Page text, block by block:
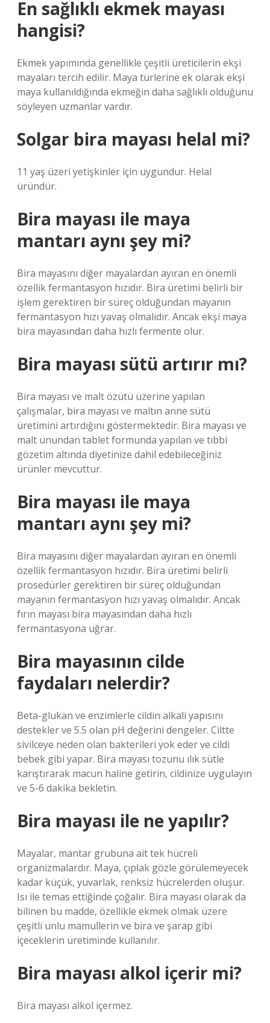
En sağlıklı ekmek mayası
hangisi?
Ekmek yapımında genellikle çeşitli üreticilerin ekşi
mayaları tercih edilir. Maya türlerine ek olarak ekşi
maya kullanıldığında ekmeğin daha sağlıklı olduğunu
söyleyen uzmanlar vardır.
Solgar bira mayası helal mi?
11 yaş üzeri yetişkinler için uygundur. Helal
üründür.
Bira mayası ile maya
mantarı aynı şey mi?
Bira mayasını diğer mayalardan ayıran en önemli
özellik fermantasyon hızıdır. Bira üretimi belirli bir
işlem gerektiren bir süreç olduğundan mayanın
fermantasyon hızı yavaş olmalıdır. Ancak ekşi maya
bira mayasından daha hızlı fermente olur.
Bira mayası sütü artırır mı?
Bira mayası ve malt özütü üzerine yapılan
çalışmalar, bira mayası ve maltın anne sütü
üretimini artırdığını göstermektedir. Bira mayası ve
malt unundan tablet formunda yapılan ve tıbbi
gözetim altında diyetinize dahil edebileceğiniz
ürünler mevcuttur.
Bira mayası ile maya
mantarı aynı şey mi?
Bira mayasını diğer mayalardan ayıran en önemli
özellik fermantasyon hızıdır. Bira üretimi belirli
prosedürler gerektiren bir süreç olduğundan
mayanın fermantasyon hızı yavaş olmalıdır. Ancak
fırın mayası bira mayasından daha hızlı
fermantasyona uğrar.
Bira mayasının cilde
faydaları nelerdir?
Beta-glukan ve enzimlerle cildin alkali yapısını
destekler ve 5.5 olan pH değerini dengeler. Ciltte
sivilceye neden olan bakterileri yok eder ve cildi
bebek gibi yapar. Bira mayası tozunu ılık sütle
karıştırarak macun haline getirin, cildinize uygulayın
ve 5-6 dakika bekletin.
Bira mayası ile ne yapılır?
Mayalar, mantar grubuna ait tek hücreli
organizmalardır. Maya, çıplak gözle görülemeyecek
kadar küçük, yuvarlak, renksiz hücrelerden oluşur.
Isı ile temas ettiğinde çoğalır. Bira mayası olarak da
bilinen bu madde, özellikle ekmek olmak üzere
çeşitli unlu mamullerin ve bira ve şarap gibi
içeceklerin üretiminde kullanılır.
Bira mayası alkol içerir mi?
Bira mayası alkol içermez.